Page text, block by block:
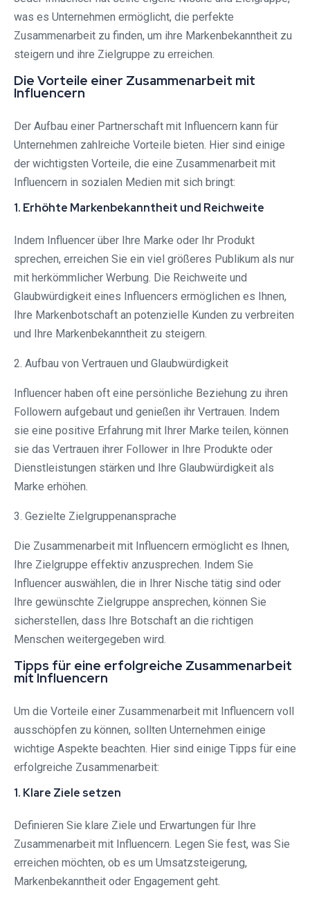
was es Unternehmen ermöglicht, die perfekte
Zusammenarbeit zu finden, um ihre Markenbekanntheit zu
steigern und ihre Zielgruppe zu erreichen.
Die Vorteile einer Zusammenarbeit mit
Influencern
Der Aufbau einer Partnerschaft mit Influencern kann für
Unternehmen zahlreiche Vorteile bieten. Hier sind einige
der wichtigsten Vorteile, die eine Zusammenarbeit mit
Influencern in sozialen Medien mit sich bringt:
1. Erhöhte Markenbekanntheit und Reichweite
Indem Influencer über Ihre Marke oder Ihr Produkt
sprechen, erreichen Sie ein viel größeres Publikum als nur
mit herkömmlicher Werbung. Die Reichweite und
Glaubwürdigkeit eines Influencers ermöglichen es Ihnen,
Ihre Markenbotschaft an potenzielle Kunden zu verbreiten
und Ihre Markenbekanntheit zu steigern.
2. Aufbau von Vertrauen und Glaubwürdigkeit
Influencer haben oft eine persönliche Beziehung zu ihren
Followern aufgebaut und genießen ihr Vertrauen. Indem
sie eine positive Erfahrung mit Ihrer Marke teilen, können
sie das Vertrauen ihrer Follower in Ihre Produkte oder
Dienstleistungen stärken und Ihre Glaubwürdigkeit als
Marke erhöhen.
3. Gezielte Zielgruppenansprache
Die Zusammenarbeit mit Influencern ermöglicht es Ihnen,
Ihre Zielgruppe effektiv anzusprechen. Indem Sie
Influencer auswählen, die in Ihrer Nische tätig sind oder
Ihre gewünschte Zielgruppe ansprechen, können Sie
sicherstellen, dass Ihre Botschaft an die richtigen
Menschen weitergegeben wird.
Tipps für eine erfolgreiche Zusammenarbeit
mit Influencern
Um die Vorteile einer Zusammenarbeit mit Influencern voll
ausschöpfen zu können, sollten Unternehmen einige
wichtige Aspekte beachten. Hier sind einige Tipps für eine
erfolgreiche Zusammenarbeit:
1. Klare Ziele setzen
Definieren Sie klare Ziele und Erwartungen für Ihre
Zusammenarbeit mit Influencern. Legen Sie fest, was Sie
erreichen möchten, ob es um Umsatzsteigerung,
Markenbekanntheit oder Engagement geht.